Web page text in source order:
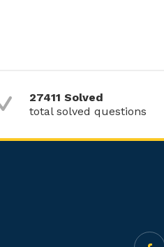
27411 Solved
total solved questions